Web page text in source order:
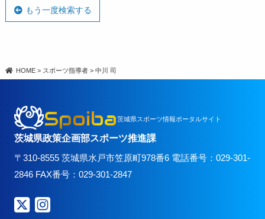
もう一度検索する
HOME > スポーツ指導者 >中川 司
Spoiba茨城県スポーツ情報ポータルサイト
茨城県政策企画部スポーツ推進課
〒310-8555 茨城県水戸市笠原町978番6 電話番号：029-301-
2846 FAX番号：029-301-2847